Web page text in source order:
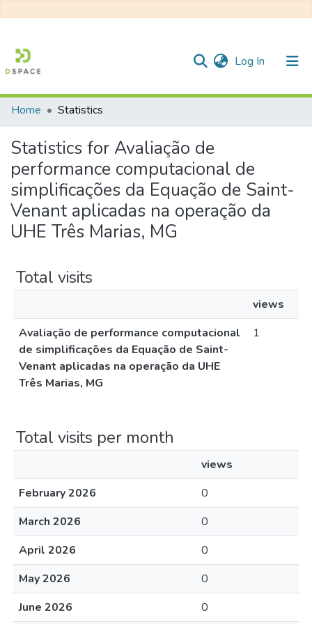
Log In (current)
All of DSpace
Home Statistics
Statistics for Avaliação de
performance computacional de
simplificações da Equação de Saint-
Venant aplicadas na operação da
UHE Três Marias, MG
Total visits
views
Avaliação de performance computacional
de simplificações da Equação de Saint-
Venant aplicadas na operação da UHE
Três Marias, MG
1
Total visits per month
views
February 2026
0
March 2026
0
April 2026
0
May 2026
0
June 2026
0